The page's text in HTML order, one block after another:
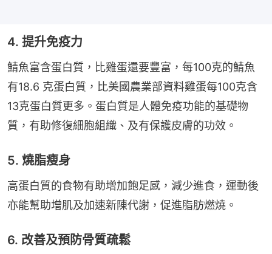
4. 提升免疫力
鯖魚富含蛋白質，比雞蛋還要豐富，每100克的鯖魚
有18.6 克蛋白質，比美國農業部資料雞蛋每100克含
13克蛋白質更多。蛋白質是人體免疫功能的基礎物
質，有助修復細胞組織、及有保護皮膚的功效。
5. 燒脂瘦身
高蛋白質的食物有助增加飽足感，減少進食，運動後
亦能幫助增肌及加速新陳代謝，促進脂肪燃燒。
6. 改善及預防骨質疏鬆